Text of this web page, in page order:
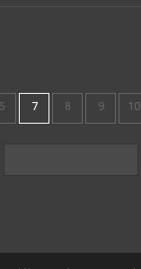
6 7 8 9 10